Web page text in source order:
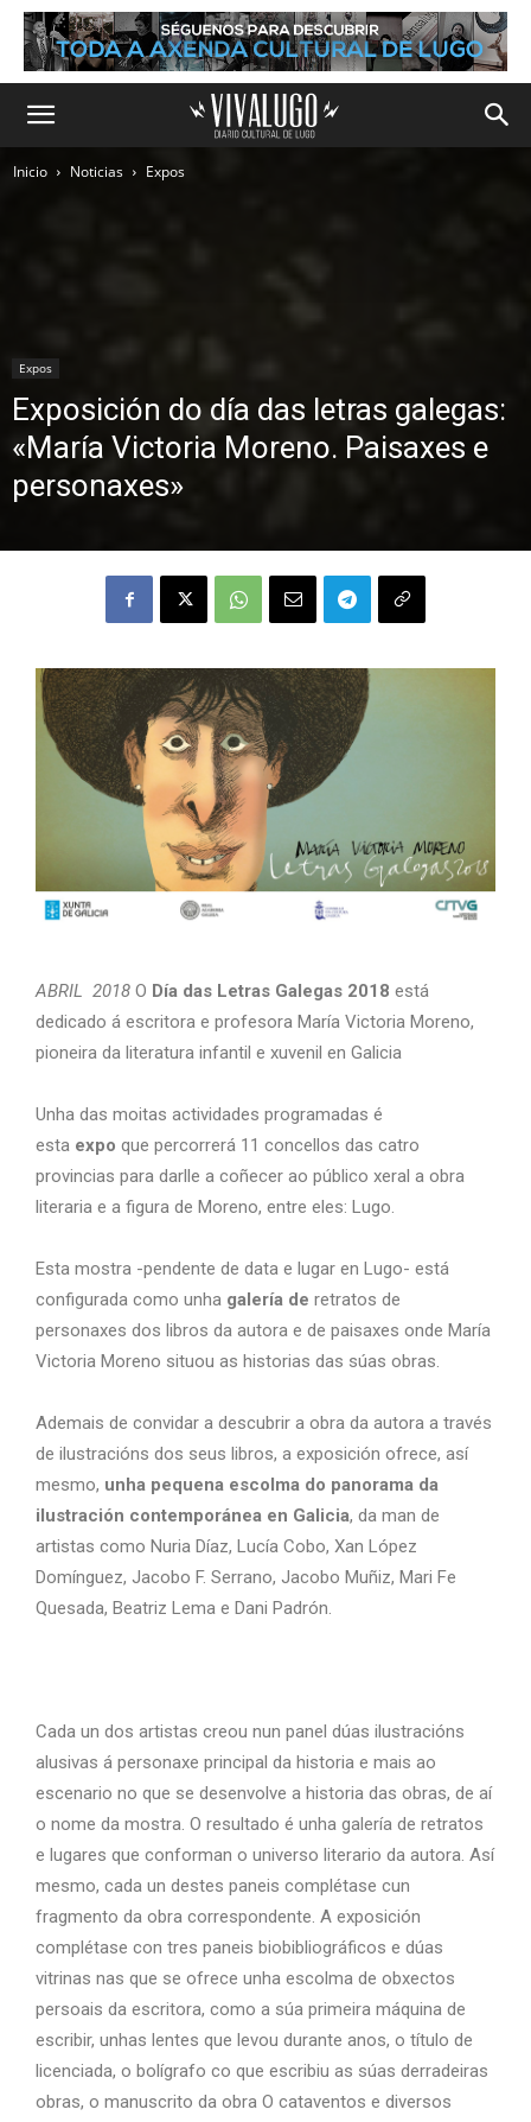
Inicio Noticias Expos
Expos
Exposición do día das letras galegas:
«María Victoria Moreno. Paisaxes e
personaxes»
ABRIL 2018 O Día das Letras Galegas 2018 está
dedicado á escritora e profesora María Victoria Moreno,
pioneira da literatura infantil e xuvenil en Galicia
Unha das moitas actividades programadas é
esta expo que percorrerá 11 concellos das catro
provincias para darlle a coñecer ao público xeral a obra
literaria e a figura de Moreno, entre eles: Lugo.
Esta mostra -pendente de data e lugar en Lugo- está
configurada como unha galería de retratos de
personaxes dos libros da autora e de paisaxes onde María
Victoria Moreno situou as historias das súas obras.
Ademais de convidar a descubrir a obra da autora a través
de ilustracións dos seus libros, a exposición ofrece, así
mesmo, unha pequena escolma do panorama da
ilustración contemporánea en Galicia, da man de
artistas como Nuria Díaz, Lucía Cobo, Xan López
Domínguez, Jacobo F. Serrano, Jacobo Muñiz, Mari Fe
Quesada, Beatriz Lema e Dani Padrón.
Cada un dos artistas creou nun panel dúas ilustracións
alusivas á personaxe principal da historia e mais ao
escenario no que se desenvolve a historia das obras, de aí
o nome da mostra. O resultado é unha galería de retratos
e lugares que conforman o universo literario da autora. Así
mesmo, cada un destes paneis complétase cun
fragmento da obra correspondente. A exposición
complétase con tres paneis biobibliográficos e dúas
vitrinas nas que se ofrece unha escolma de obxectos
persoais da escritora, como a súa primeira máquina de
escribir, unhas lentes que levou durante anos, o título de
licenciada, o bolígrafo co que escribiu as súas derradeiras
obras, o manuscrito da obra O cataventos e diversos